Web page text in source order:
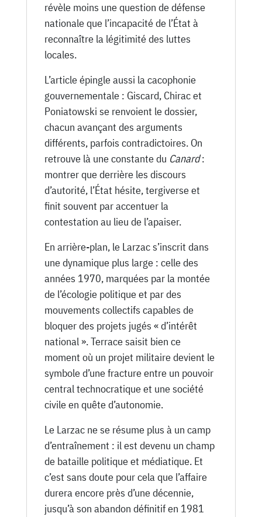
révèle moins une question de défense
nationale que l’incapacité de l’État à
reconnaître la légitimité des luttes
locales.
L’article épingle aussi la cacophonie
gouvernementale : Giscard, Chirac et
Poniatowski se renvoient le dossier,
chacun avançant des arguments
différents, parfois contradictoires. On
retrouve là une constante du Canard:
montrer que derrière les discours
d’autorité, l’État hésite, tergiverse et
finit souvent par accentuer la
contestation au lieu de l’apaiser.
En arrière-plan, le Larzac s’inscrit dans
une dynamique plus large : celle des
années 1970, marquées par la montée
de l’écologie politique et par des
mouvements collectifs capables de
bloquer des projets jugés « d’intérêt
national ». Terrace saisit bien ce
moment où un projet militaire devient le
symbole d’une fracture entre un pouvoir
central technocratique et une société
civile en quête d’autonomie.
Le Larzac ne se résume plus à un camp
d’entraînement : il est devenu un champ
de bataille politique et médiatique. Et
c’est sans doute pour cela que l’affaire
durera encore près d’une décennie,
jusqu’à son abandon définitif en 1981